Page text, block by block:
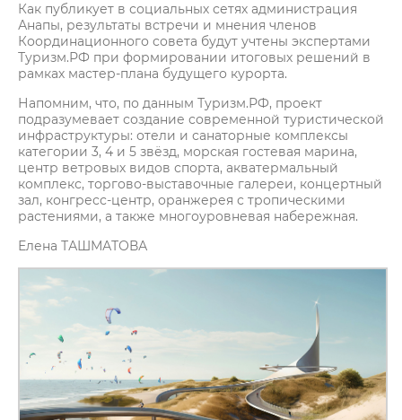
Как публикует в социальных сетях администрация
Анапы, результаты встречи и мнения членов
Координационного совета будут учтены экспертами
Туризм.РФ при формировании итоговых решений в
рамках мастер-плана будущего курорта.
Напомним, что, по данным Туризм.РФ, проект
подразумевает создание современной туристической
инфраструктуры: отели и санаторные комплексы
категории 3, 4 и 5 звёзд, морская гостевая марина,
центр ветровых видов спорта, акватермальный
комплекс, торгово-выставочные галереи, концертный
зал, конгресс-центр, оранжерея с тропическими
растениями, а также многоуровневая набережная.
Елена ТАШМАТОВА